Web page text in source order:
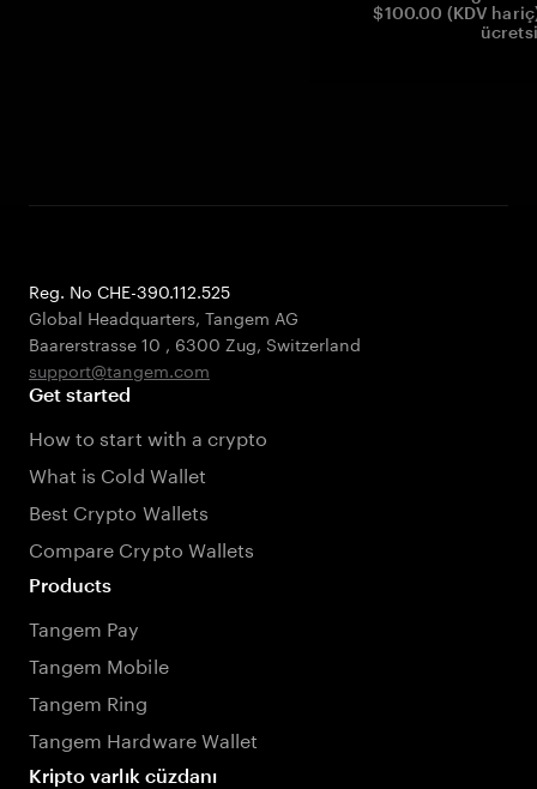
$100.00 (KDV
Reg. No CHE-390.112.525
Global Headquarters, Tangem AG
Baarerstrasse 10 , 6300 Zug, Switzerland
support@tangem.com
Get started
How to start with a crypto
What is Cold Wallet
Best Crypto Wallets
Compare Crypto Wallets
Products
Tangem Pay
Tangem Mobile
Tangem Ring
Tangem Hardware Wallet
Kripto varlık cüzdanı